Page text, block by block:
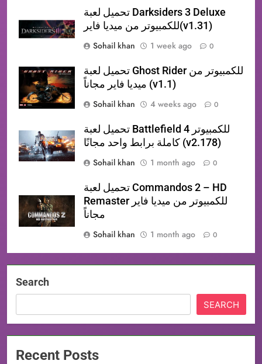
تحميل لعبة Darksiders 3 Deluxe
للكمبيوتر من ميديا فاير(v1.31)
Sohail khan
1 week ago 0
تحميل لعبة Ghost Rider للكمبيوتر من
ميديا فاير مجاناً (v1.1)
Sohail khan
4 weeks ago 0
تحميل لعبة Battlefield 4 للكمبيوتر
كاملة برابط واحد مجانًا (v2.178)
Sohail khan
1 month ago 0
تحميل لعبة Commandos 2 – HD
Remaster للكمبيوتر من ميديا فاير
مجاناً
Sohail khan
1 month ago 0
Search
SEARCH
Recent Posts